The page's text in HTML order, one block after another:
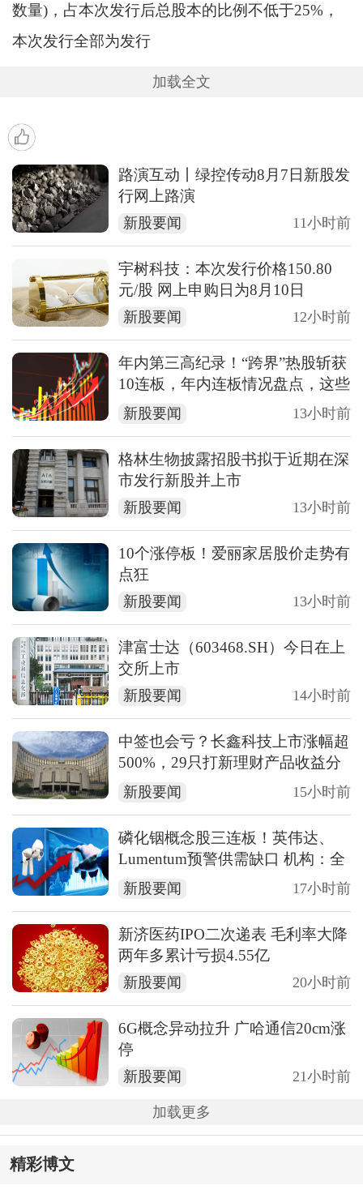
数量)，占本次发行后总股本的比例不低于25%，
本次发行全部为发行
加载全文
路演互动丨绿控传动8月7日新股发
行网上路演
新股要闻 11小时前
宇树科技：本次发行价格150.80
元/股 网上申购日为8月10日
新股要闻 12小时前
年内第三高纪录！“跨界”热股斩获
10连板，年内连板情况盘点，这些
行业占比较高
新股要闻 13小时前
格林生物披露招股书拟于近期在深
市发行新股并上市
新股要闻 13小时前
10个涨停板！爱丽家居股价走势有
点狂
新股要闻 13小时前
津富士达（603468.SH）今日在上
交所上市
新股要闻 14小时前
中签也会亏？长鑫科技上市涨幅超
500%，29只打新理财产品收益分
化，部分高达263.28%
新股要闻 15小时前
磷化铟概念股三连板！英伟达、
Lumentum预警供需缺口 机构：全
产业链走向价值重估
新股要闻 17小时前
新济医药IPO二次递表 毛利率大降
两年多累计亏损4.55亿
新股要闻 20小时前
6G概念异动拉升 广哈通信20cm涨
停
新股要闻 21小时前
加载更多
精彩博文